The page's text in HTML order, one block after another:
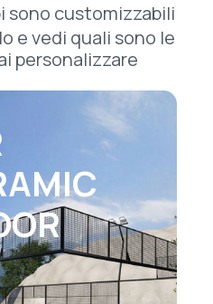
sono customizzabili
e vedi quali sono le
personalizzare